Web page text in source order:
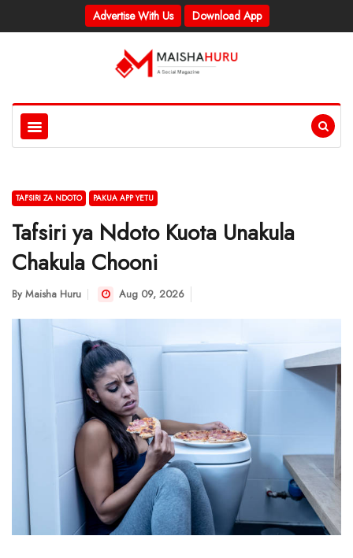
Advertise With Us Download App
TAFSIRI ZA NDOTO PAKUA APP YETU
Tafsiri ya Ndoto Kuota Unakula
Chakula Chooni
By Maisha Huru Aug 09, 2026